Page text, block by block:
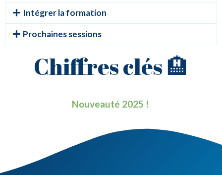
Intégrer la formation
Prochaines sessions
Chiffres clés 🏨
Nouveauté 2025 !